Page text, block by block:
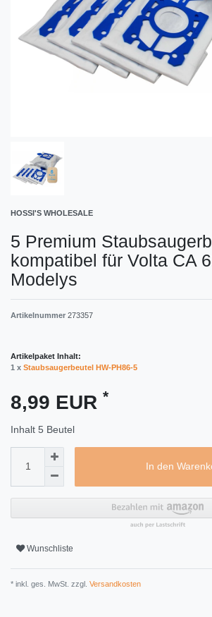
HOSSI'S WHOLESALE
5 Premium
kompatibel für Volta CA
Modelys
Artikelnummer 273357
Artikelpaket Inhalt:
1 x Staubsaugerbeutel HW-PH86-5
8,99 EUR *
Inhalt 5 Beutel
In den
Wunschliste
* inkl. ges. MwSt. zzgl. Versandkosten